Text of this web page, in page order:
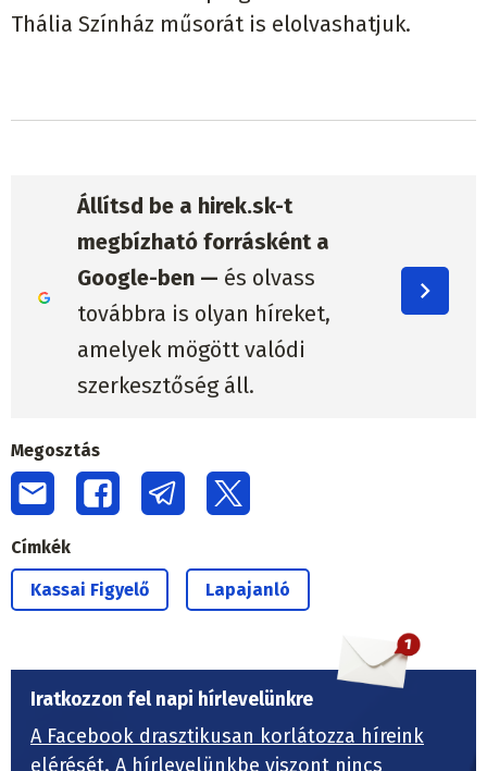
Thália Színház műsorát is elolvashatjuk.
Állítsd be a hirek.sk-t
megbízható forrásként a
Google-ben — és olvass
továbbra is olyan híreket,
amelyek mögött valódi
szerkesztőség áll.
Megosztás
Címkék
Kassai Figyelő Lapajanló
Iratkozzon fel napi hírlevelünkre
A Facebook drasztikusan korlátozza híreink
elérését. A hírlevelünkbe viszont nincs